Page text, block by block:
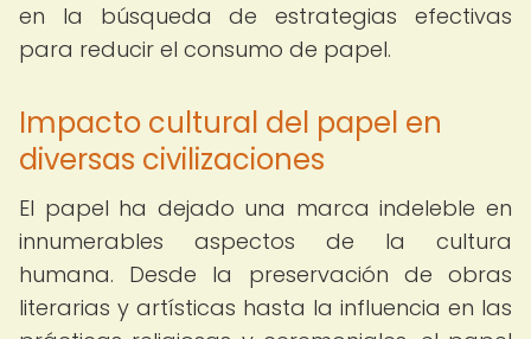
en la búsqueda de estrategias efectivas
para reducir el consumo de papel.
Impacto cultural del papel en
diversas civilizaciones
El papel ha dejado una marca indeleble en
innumerables aspectos de la cultura
humana. Desde la preservación de obras
literarias y artísticas hasta la influencia en las